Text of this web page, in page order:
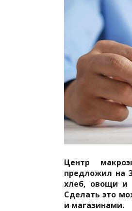
Центр
предложил на
хлеб, овощи и
Сделать это
и магазинами.